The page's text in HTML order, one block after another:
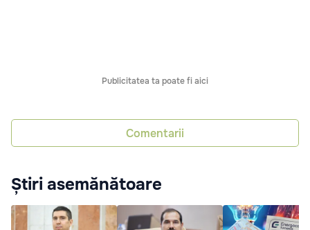
Publicitatea ta poate fi aici
Comentarii
Știri asemănătoare